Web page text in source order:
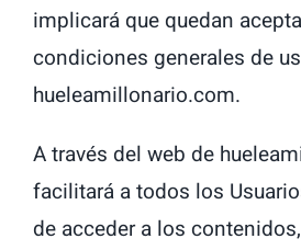
implicará que quedan
condiciones generales de
hueleamillonario.com.
A través del web de
facilitará a todos los
de acceder a los